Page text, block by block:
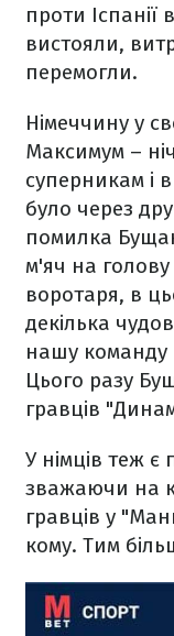
проти Іспанії
вистояли,
перемогли.
Німеччину у
Максимум –
суперникам і
було через
помилка
м'яч на голову
воротаря, в
декілька
нашу команду
Цього разу
гравців
У німців теж є
зважаючи на
гравців у
кому. Тим